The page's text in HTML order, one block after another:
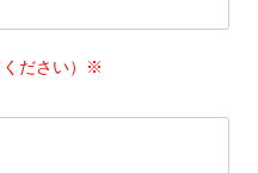
ください）※